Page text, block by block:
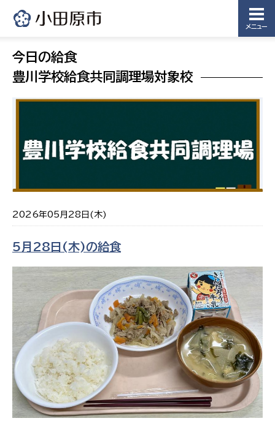
メニュー
今日の給食
豊川学校給食共同調理場対象校
2026年05月28日(木)
5月28日(木)の給食